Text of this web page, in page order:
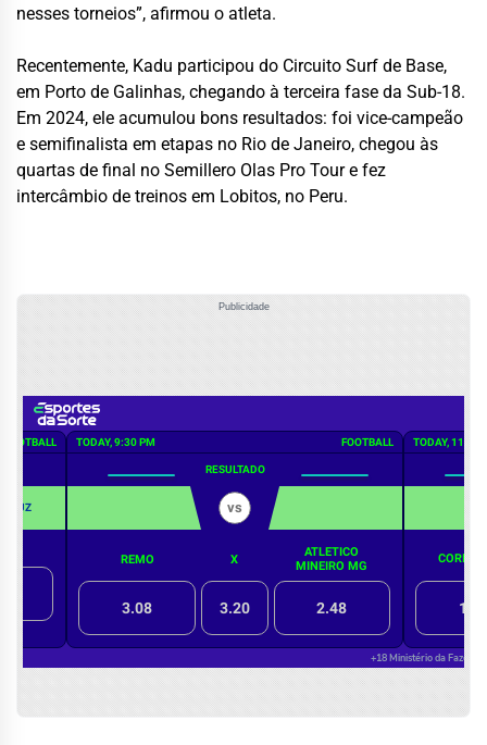
nesses torneios”, afirmou o atleta.
Recentemente, Kadu participou do Circuito Surf de Base,
em Porto de Galinhas, chegando à terceira fase da Sub-18.
Em 2024, ele acumulou bons resultados: foi vice-campeão
e semifinalista em etapas no Rio de Janeiro, chegou às
quartas de final no Semillero Olas Pro Tour e fez
intercâmbio de treinos em Lobitos, no Peru.
Publicidade